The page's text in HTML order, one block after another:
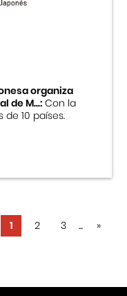
organiza
de M...:Con la
10 países.
1 2 3 ... »